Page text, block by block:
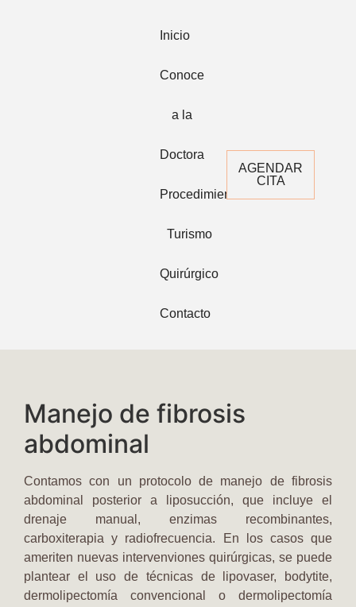
Inicio
Conoce
a la
Doctora
Procedimientos
Turismo
Quirúrgico
Contacto
AGENDAR
CITA
Manejo de fibrosis
abdominal
Contamos con un protocolo de manejo de fibrosis
abdominal posterior a liposucción, que incluye el
drenaje manual, enzimas recombinantes,
carboxiterapia y radiofrecuencia. En los casos que
ameriten nuevas intervenviones quirúrgicas, se puede
plantear el uso de técnicas de lipovaser, bodytite,
dermolipectomía convencional o dermolipectomía